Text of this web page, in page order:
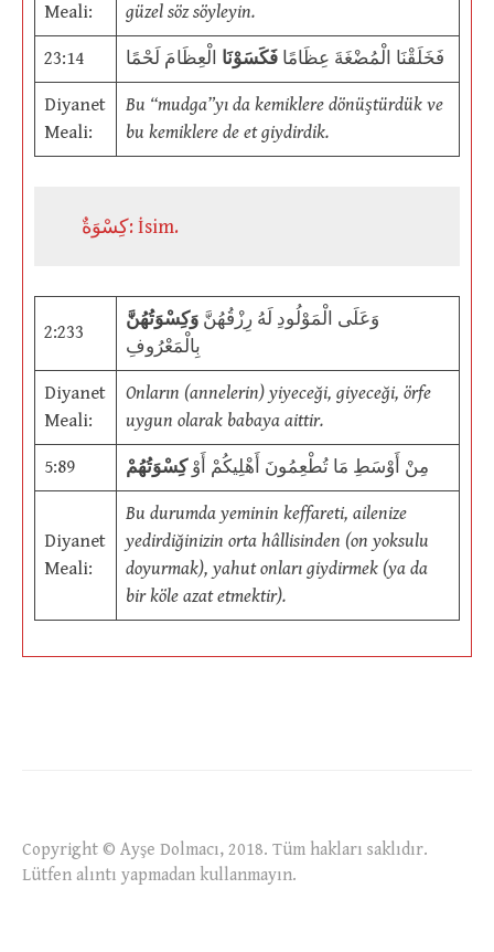
Meali:
güzel söz söyleyin.
23:14 فَخَلَقْنَا الْمُضْغَةَ عِظَامًا فَكَسَوْنَا الْعِظَامَ لَحْمًا
Diyanet
Meali:
Bu “mudga”yı da kemiklere dönüştürdük ve
bu kemiklere de et giydirdik.
كِسْوَةٌ: İsim.
2:233
وَعَلَى الْمَوْلُودِ لَهُ رِزْقُهُنَّ وَكِسْوَتُهُنَّ
بِالْمَعْرُوفِ
Diyanet
Meali:
Onların (annelerin) yiyeceği, giyeceği, örfe
uygun olarak babaya aittir.
5:89 مِنْ أَوْسَطِ مَا تُطْعِمُونَ أَهْلِيكُمْ أَوْكِسْوَتُهُمْ
Diyanet
Meali:
Bu durumda yeminin keffareti, ailenize
yedirdiğinizin orta hâllisinden (on yoksulu
doyurmak), yahut onları giydirmek (ya da
bir köle azat etmektir).
Copyright © Ayşe Dolmacı, 2018. Tüm hakları saklıdır.
Lütfen alıntı yapmadan kullanmayın.